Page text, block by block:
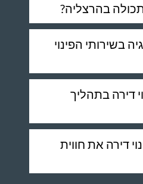
בהרצליה?
בשירותי הפינוי
דירה בתהליך
דירה את חווית